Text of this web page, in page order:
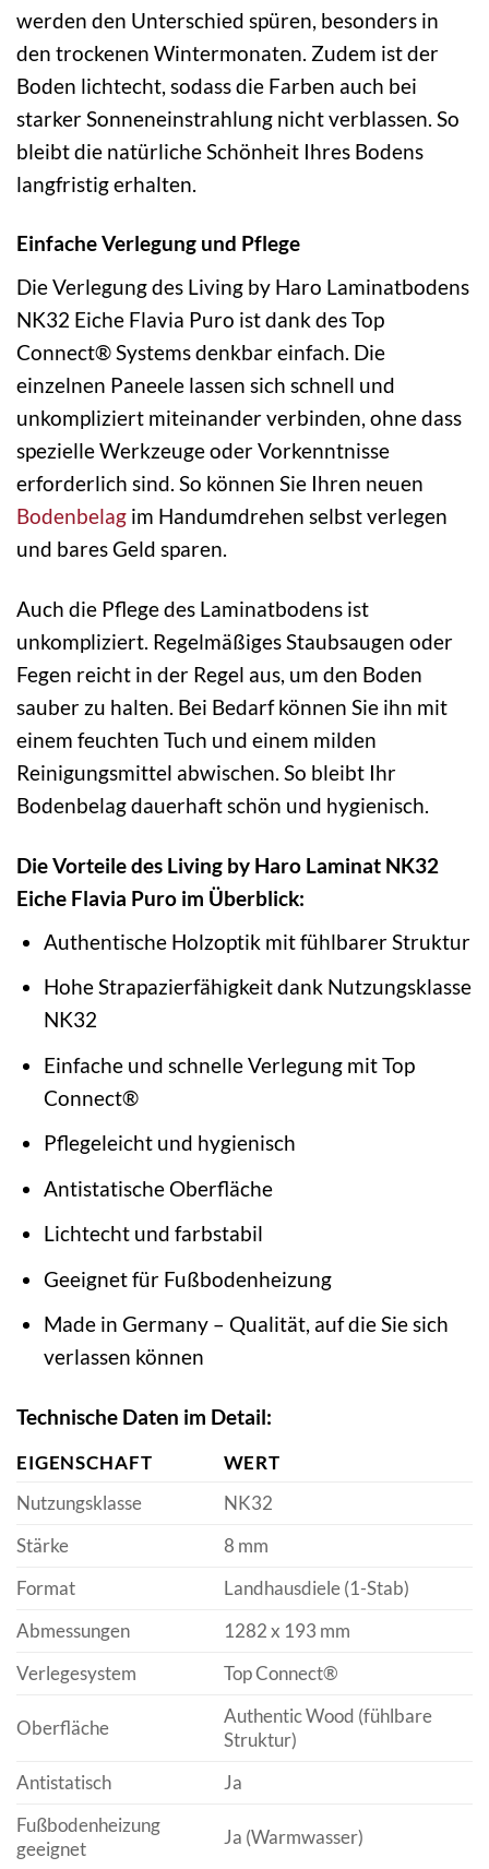
werden den Unterschied spüren, besonders in
den trockenen Wintermonaten. Zudem ist der
Boden lichtecht, sodass die Farben auch bei
starker Sonneneinstrahlung nicht verblassen. So
bleibt die natürliche Schönheit Ihres Bodens
langfristig erhalten.
Einfache Verlegung und Pflege
Die Verlegung des Living by Haro Laminatbodens
NK32 Eiche Flavia Puro ist dank des Top
Connect® Systems denkbar einfach. Die
einzelnen Paneele lassen sich schnell und
unkompliziert miteinander verbinden, ohne dass
spezielle Werkzeuge oder Vorkenntnisse
erforderlich sind. So können Sie Ihren neuen
Bodenbelag im Handumdrehen selbst verlegen
und bares Geld sparen.
Auch die Pflege des Laminatbodens ist
unkompliziert. Regelmäßiges Staubsaugen oder
Fegen reicht in der Regel aus, um den Boden
sauber zu halten. Bei Bedarf können Sie ihn mit
einem feuchten Tuch und einem milden
Reinigungsmittel abwischen. So bleibt Ihr
Bodenbelag dauerhaft schön und hygienisch.
Die Vorteile des Living by Haro Laminat NK32
Eiche Flavia Puro im Überblick:
Authentische Holzoptik mit fühlbarer Struktur
Hohe Strapazierfähigkeit dank Nutzungsklasse
NK32
Einfache und schnelle Verlegung mit Top
Connect®
Pflegeleicht und hygienisch
Antistatische Oberfläche
Lichtecht und farbstabil
Geeignet für Fußbodenheizung
Made in Germany – Qualität, auf die Sie sich
verlassen können
Technische Daten im Detail:
EIGENSCHAFT
WERT
Nutzungsklasse
NK32
Stärke
8 mm
Format
Landhausdiele (1-Stab)
Abmessungen
1282 x 193 mm
Verlegesystem
Top Connect®
Oberfläche
Authentic Wood (fühlbare
Struktur)
Antistatisch
Ja
Fußbodenheizung
geeignet
Ja (Warmwasser)